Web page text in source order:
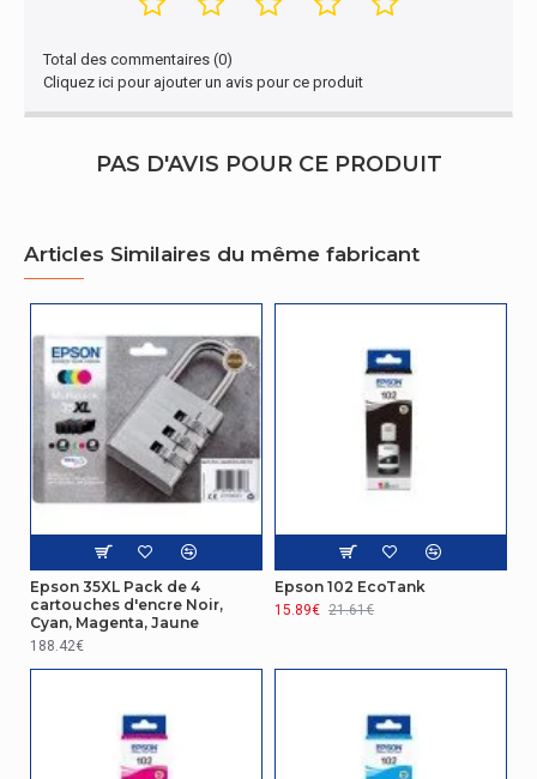
Total des commentaires (0)
Cliquez ici pour ajouter un avis pour ce produit
PAS D'AVIS POUR CE PRODUIT
Articles Similaires du même fabricant
Epson 35XL Pack de 4
cartouches d'encre Noir,
Cyan, Magenta, Jaune
188.42€
Epson 102 EcoTank
15.89€ 21.61€